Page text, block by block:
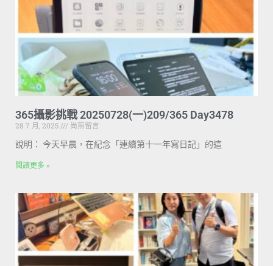
365攝影挑戰 20250728(一)209/365 Day3478
28 7 月, 2025
尚無留言
說明： 今天早晨，在紀念「連續第十一年寫日記」的這
閱讀更多 »